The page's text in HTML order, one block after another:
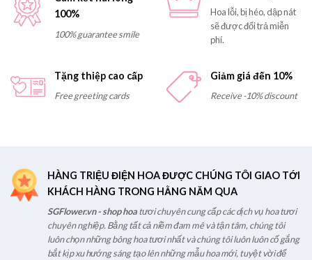
100%
100% guarantee smile
Hoa lỗi, bị héo, dập nát
sẽ được đổi trả miễn
phí.
Tặng thiệp cao cấp
Free greeting cards
Giảm giá đến 10%
Receive -10% discount
HÀNG TRIỆU ĐIỆN HOA ĐƯỢC CHÚNG TÔI GIAO TỚI
KHÁCH HÀNG TRONG HẰNG NĂM QUA
SGFlower.vn - shop hoatươi chuyên cung cấp các dịch vụ hoa tươi
chuyên nghiệp. Bằng tất cả niềm đam mê và tận tâm, chúng tôi
luôn chọn những bông hoa tươi nhất và chúng tôi luôn luôn cố gắng
bắt kịp xu hướng sáng tạo lên những mẫu hoa mới, tuyệt vời để